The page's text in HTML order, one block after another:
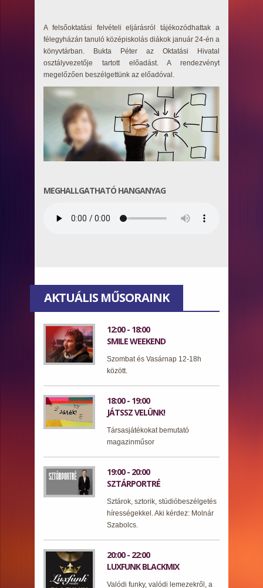
A felsőoktatási felvételi eljárásról tájékozódhattak a
félegyházán tanuló középiskolás diákok január 24-én a
könyvtárban. Bukta Péter az Oktatási Hivatal
osztályvezetője tartott előadást. A rendezvényt
megelőzően beszélgettünk az előadóval.
MEGHALLGATHATÓ HANGANYAG
AKTUÁLIS MŰSORAINK
12:00 - 18:00
SMILE WEEKEND
Szombat és Vasárnap 12-18h
között.
18:00 - 19:00
JÁTSSZ VELÜNK!
Társasjátékokat bemutató
magazinműsor
19:00 - 20:00
SZTÁRPORTRÉ
Sztárok, sztorik, stúdióbeszélgetés
hírességekkel. Aki kérdez: Molnár
Szabolcs.
20:00 - 22:00
LUXFUNK BLACKMIX
Valódi funky, valódi lemezekről, a